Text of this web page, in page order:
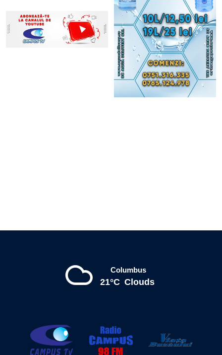
Columbus
21°C Clouds